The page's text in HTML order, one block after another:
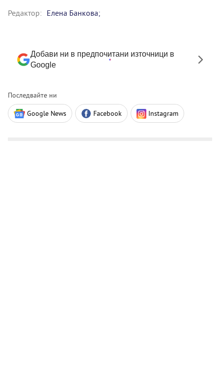
Редактор: Елена Банкова;
Добави ни в предпочитани източници в
Google
Последвайте ни
Google News Facebook Instagram